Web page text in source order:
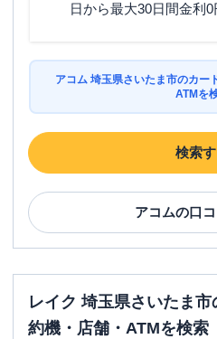
日から最大30日間金利0
アコム 埼玉県さいたま市のカー
ATMを
検索
アコムの口
レイク 埼玉県さいたま
約機・店舗・ATMを検索